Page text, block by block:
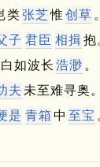
类张芝惟创草 。
子 君臣 相揖抱
如波长 浩渺 。
夫 未至难寻奥。
是 青箱 中 至宝